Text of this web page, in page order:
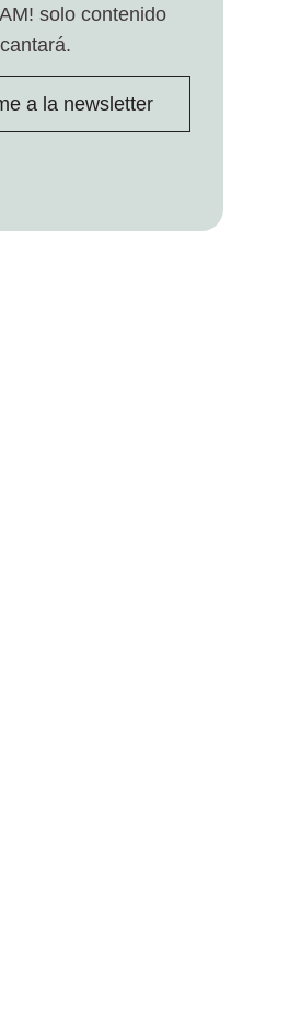
solo contenido
a la newsletter